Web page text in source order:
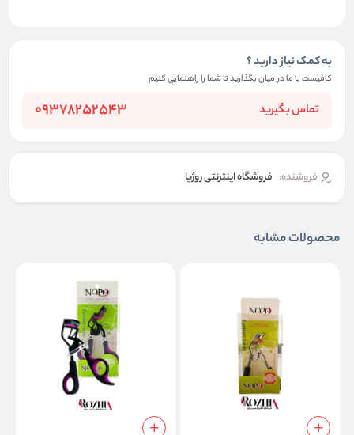
به کمک نیاز دارید ؟
کافیست با ما در میان بگذارید تا شما را راهنمایی کنیم
تماس بگیرید 09378252543
فروشنده: فروشگاه اینترنتی روژیا
محصولات مشابه